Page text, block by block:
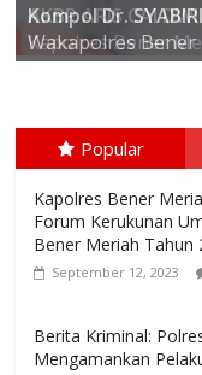
AKBP ARIS CAI
Kapolres Bener
Kompol Dr.
Popular
Kapolres Bener
Forum Kerukunan
Bener Meriah Tahun
September 12, 2023
Berita Kriminal:
Mengamankan